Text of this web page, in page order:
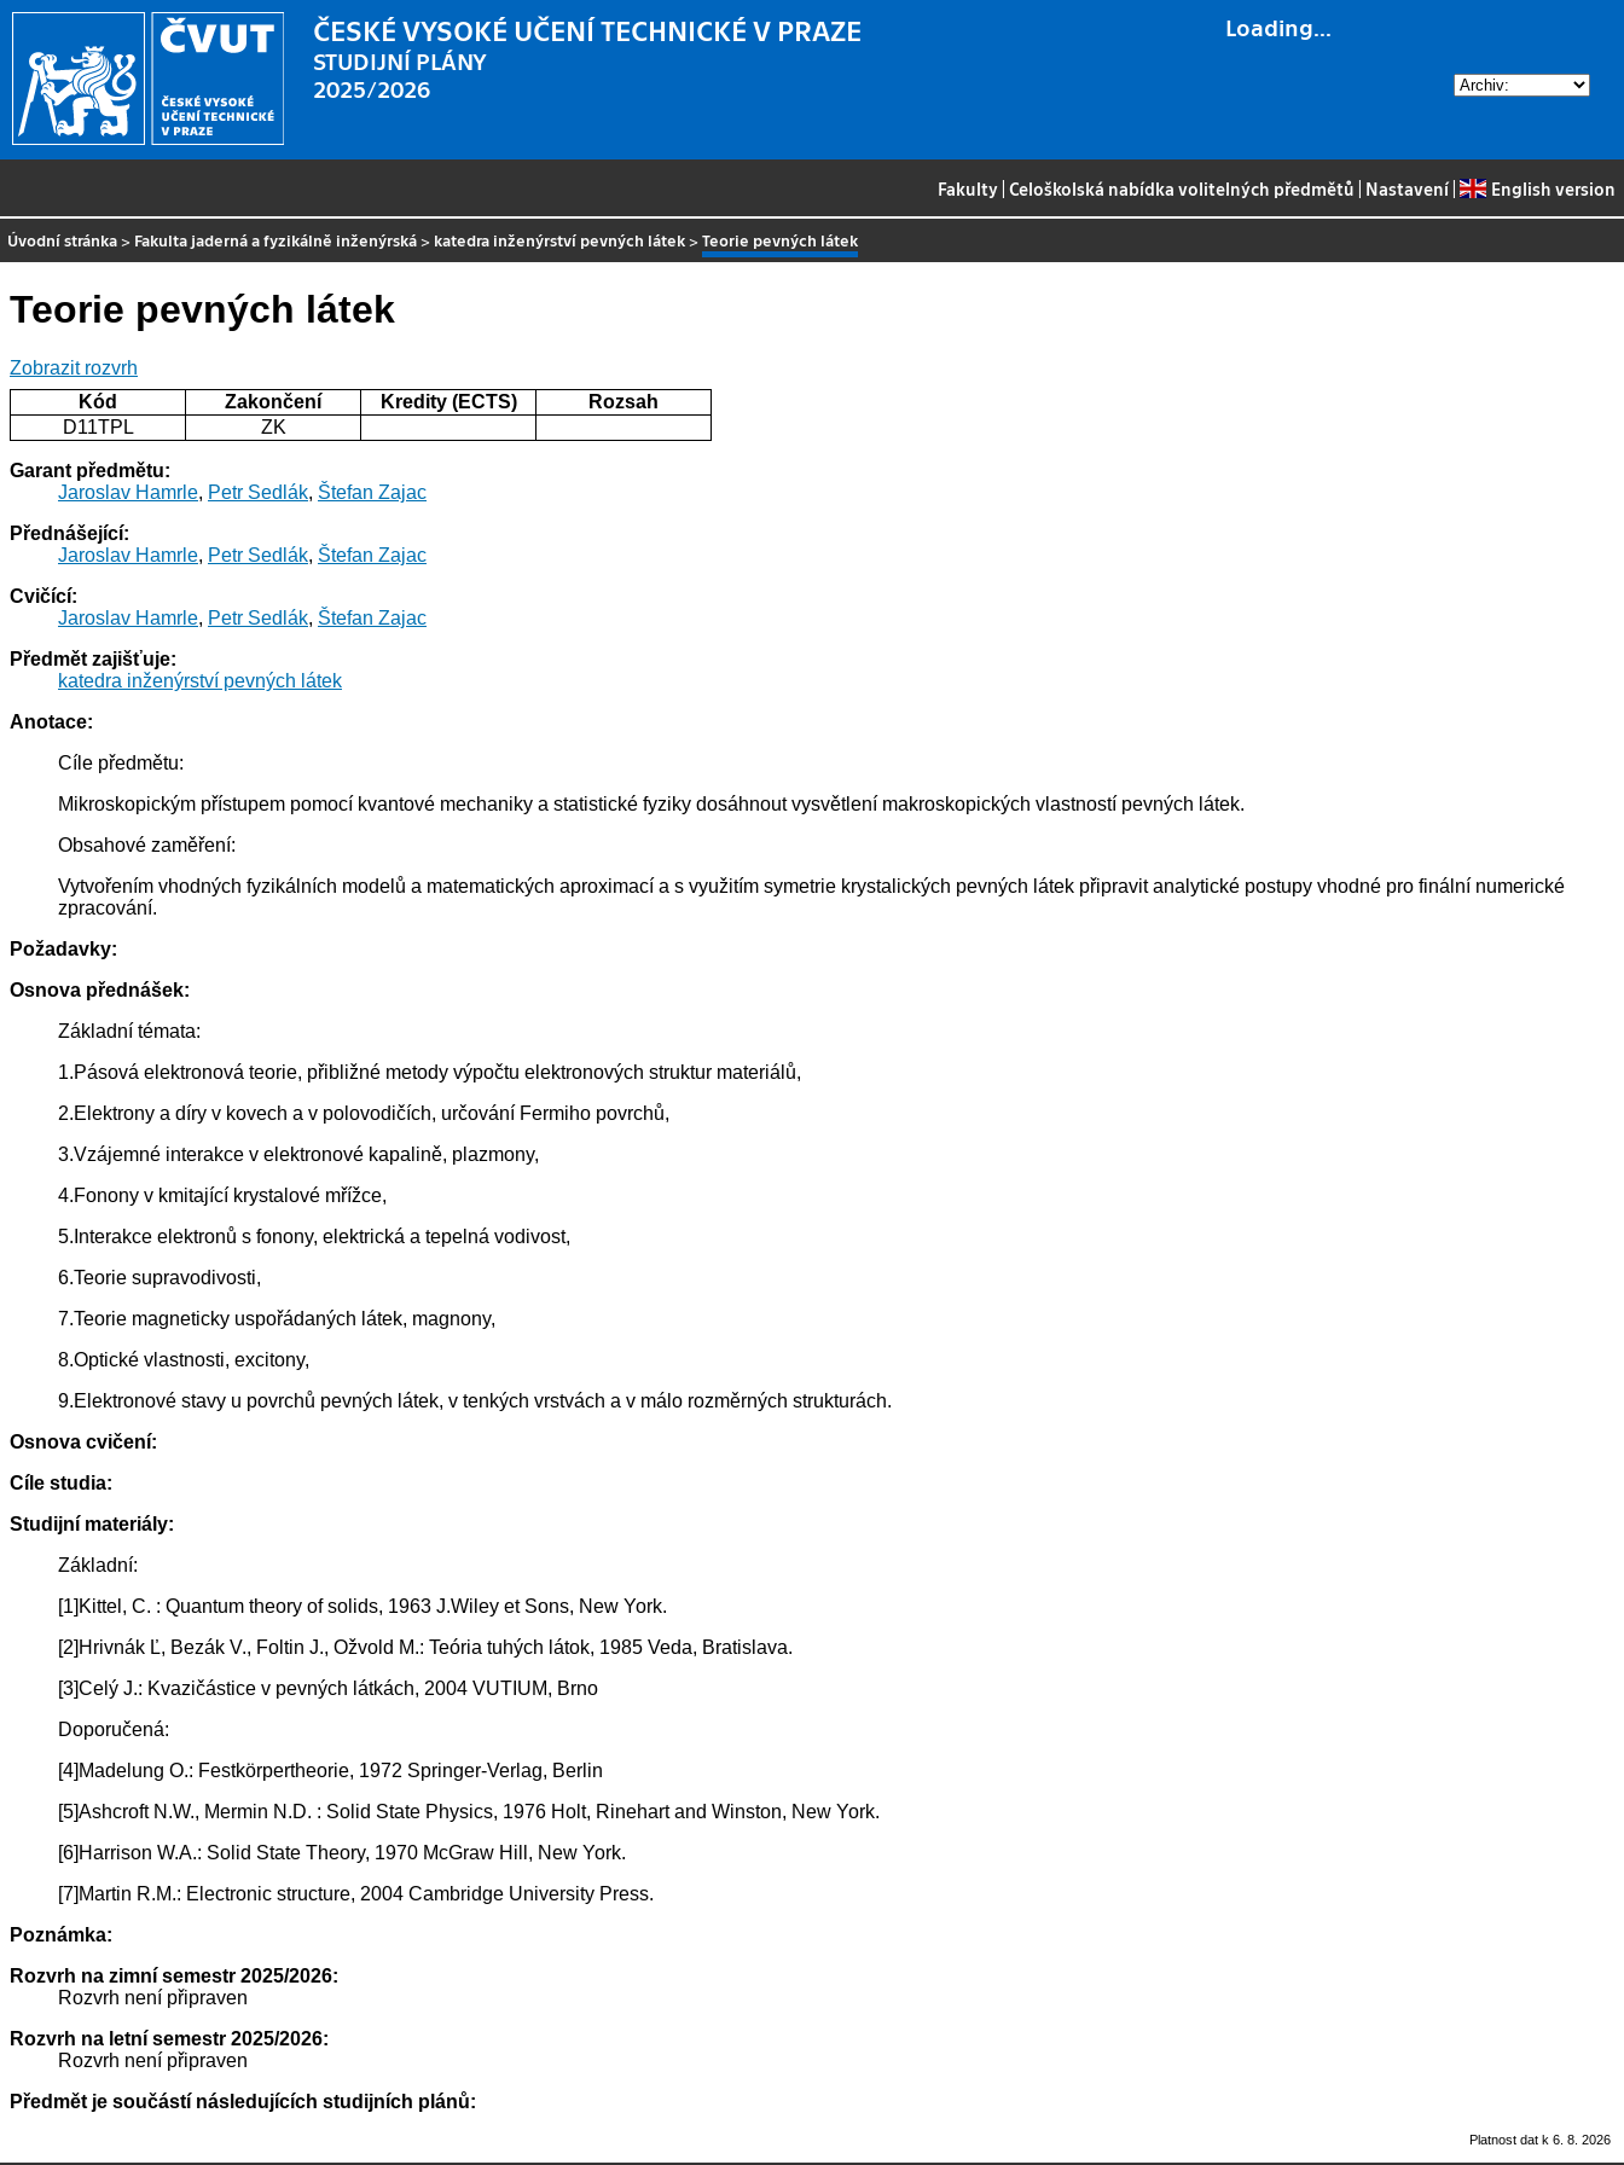
Loading...
ČESKÉ VYSOKÉ UČENÍ TECHNICKÉ V PRAZE
STUDIJNÍ PLÁNY
2025/2026
Fakulty |Celoškolská nabídka volitelných předmětů Nastavení| English version
Úvodní stránka > Fakulta jaderná a fyzikálně inženýrská > katedra inženýrství pevných látek >Teorie pevných látek
Teorie pevných látek
Zobrazit rozvrh
Kód
Zakončení Kredity (ECTS)
Rozsah
D11TPL
ZK
Garant předmětu:
Jaroslav Hamrle, Petr Sedlák, Štefan Zajac
Přednášející:
Jaroslav Hamrle, Petr Sedlák, Štefan Zajac
Cvičící:
Jaroslav Hamrle, Petr Sedlák, Štefan Zajac
Předmět zajišťuje:
katedra inženýrství pevných látek
Anotace:
Cíle předmětu:
Mikroskopickým přístupem pomocí kvantové mechaniky a statistické fyziky dosáhnout vysvětlení makroskopických vlastností pevných látek.
Obsahové zaměření:
Vytvořením vhodných fyzikálních modelů a matematických aproximací a s využitím symetrie krystalických pevných látek připravit analytické postupy vhodné pro finální numerické
zpracování.
Požadavky:
Osnova přednášek:
Základní témata:
1.Pásová elektronová teorie, přibližné metody výpočtu elektronových struktur materiálů,
2.Elektrony a díry v kovech a v polovodičích, určování Fermiho povrchů,
3.Vzájemné interakce v elektronové kapalině, plazmony,
4.Fonony v kmitající krystalové mřížce,
5.Interakce elektronů s fonony, elektrická a tepelná vodivost,
6.Teorie supravodivosti,
7.Teorie magneticky uspořádaných látek, magnony,
8.Optické vlastnosti, excitony,
9.Elektronové stavy u povrchů pevných látek, v tenkých vrstvách a v málo rozměrných strukturách.
Osnova cvičení:
Cíle studia:
Studijní materiály:
Základní:
[1]Kittel, C. : Quantum theory of solids, 1963 J.Wiley et Sons, New York.
[2]Hrivnák Ľ, Bezák V., Foltin J., Ožvold M.: Teória tuhých látok, 1985 Veda, Bratislava.
[3]Celý J.: Kvazičástice v pevných látkách, 2004 VUTIUM, Brno
Doporučená:
[4]Madelung O.: Festkörpertheorie, 1972 Springer-Verlag, Berlin
[5]Ashcroft N.W., Mermin N.D. : Solid State Physics, 1976 Holt, Rinehart and Winston, New York.
[6]Harrison W.A.: Solid State Theory, 1970 McGraw Hill, New York.
[7]Martin R.M.: Electronic structure, 2004 Cambridge University Press.
Poznámka:
Rozvrh na zimní semestr 2025/2026:
Rozvrh není připraven
Rozvrh na letní semestr 2025/2026:
Rozvrh není připraven
Předmět je součástí následujících studijních plánů:
Platnost dat k 6. 8. 2026